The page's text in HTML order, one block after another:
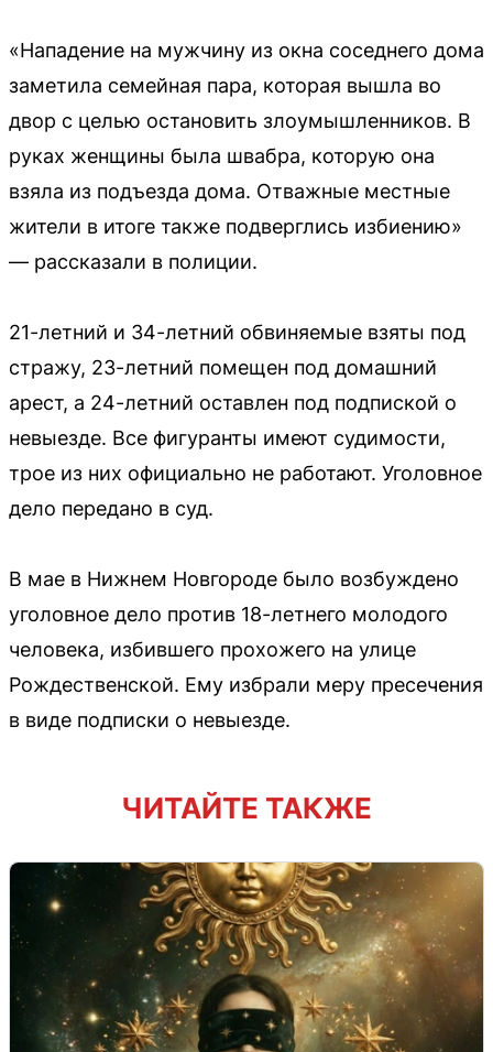
«Нападение на мужчину из окна соседнего дома
заметила семейная пара, которая вышла во
двор с целью остановить злоумышленников. В
руках женщины была швабра, которую она
взяла из подъезда дома. Отважные местные
жители в итоге также подверглись избиению»
— рассказали в полиции.
21-летний и 34-летний обвиняемые взяты под
стражу, 23-летний помещен под домашний
арест, а 24-летний оставлен под подпиской о
невыезде. Все фигуранты имеют судимости,
трое из них официально не работают. Уголовное
дело передано в суд.
В мае в Нижнем Новгороде было возбуждено
уголовное дело против 18-летнего молодого
человека, избившего прохожего на улице
Рождественской. Ему избрали меру пресечения
в виде подписки о невыезде.
ЧИТАЙТЕ ТАКЖЕ